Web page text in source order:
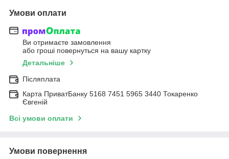
Умови оплати
Ви отримаєте замовлення
або гроші повернуться на вашу картку
Детальніше
Післяплата
Карта ПриватБанку 5168 7451 5965 3440 Токаренко
Євгеній
Всі умови оплати
Умови повернення